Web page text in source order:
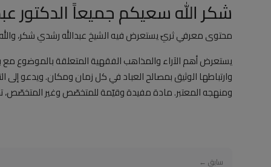
شكر الله سعيكم جميعاً الدكتور
محتوى معرفي ثريّ يستعرض فيه الشيخ عبدالله رشدي شكر،
يستعرض أهم الآراء والمذاهب الفقهية المتعلقة بالموضوع مع
وارتباطها الوثيق بمصالح العباد في كل زمان ومكان. ويدعو إلى
ومنهجه المعتبر. مادة مفيدة وقيّمة للمتخصّص وغير المتخصّص،
سابق ←